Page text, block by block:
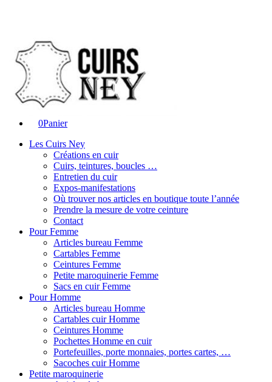
0Panier
Les Cuirs Ney
Créations en cuir
Cuirs, teintures, boucles …
Entretien du cuir
Expos-manifestations
Où trouver nos articles en boutique toute l’année
Prendre la mesure de votre ceinture
Contact
Pour Femme
Articles bureau Femme
Cartables Femme
Ceintures Femme
Petite maroquinerie Femme
Sacs en cuir Femme
Pour Homme
Articles bureau Homme
Cartables cuir Homme
Ceintures Homme
Pochettes Homme en cuir
Portefeuilles, porte monnaies, portes cartes, …
Sacoches cuir Homme
Petite maroquinerie